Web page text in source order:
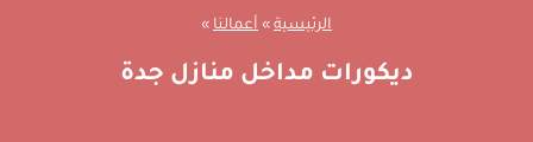
الرئيسية » أعمالنا »
ديكورات مداخل منازل جدة